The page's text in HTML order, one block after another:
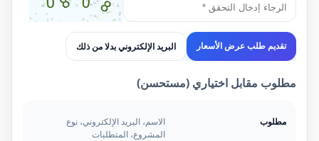
تقديم طلب عرض الأسعار البريد الإلكتروني بدلا من ذلك
مطلوب مقابل اختياري (مستحسن)
مطلوب
الاسم، البريد الإلكتروني، نوع
المشروع، المتطلبات